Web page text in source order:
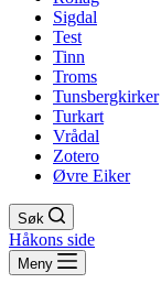
Sigdal
Test
Tinn
Troms
Tunsbergkirker
Turkart
Vrådal
Zotero
Øvre Eiker
Søk
Håkons side
Meny